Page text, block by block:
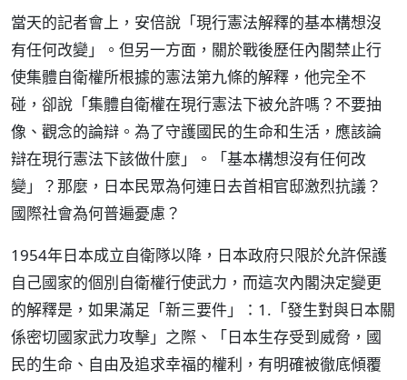
當天的記者會上，安倍說「現行憲法解釋的基本構想沒
有任何改變」。但另一方面，關於戰後歷任內閣禁止行
使集體自衛權所根據的憲法第九條的解釋，他完全不
碰，卻說「集體自衛權在現行憲法下被允許嗎？不要抽
像、觀念的論辯。為了守護國民的生命和生活，應該論
辯在現行憲法下該做什麼」。「基本構想沒有任何改
變」？那麼，日本民眾為何連日去首相官邸激烈抗議？
國際社會為何普遍憂慮？
1954年日本成立自衛隊以降，日本政府只限於允許保護
自己國家的個別自衛權行使武力，而這次內閣決定變更
的解釋是，如果滿足「新三要件」：1.「發生對與日本關
係密切國家武力攻擊」之際、「日本生存受到威脅，國
民的生命、自由及追求幸福的權利，有明確被徹底傾覆